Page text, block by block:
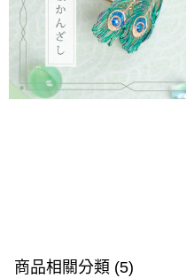
商品相關分類 (5)